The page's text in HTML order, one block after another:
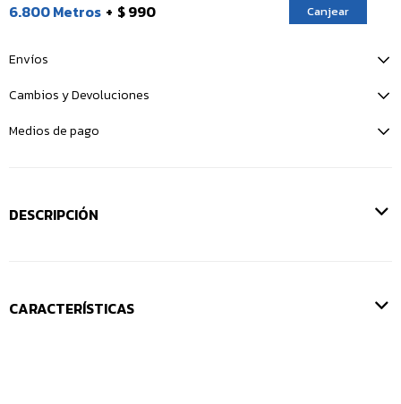
6.800 Metros $ 990 Canjear
Envíos
Cambios y Devoluciones
Medios de pago
DESCRIPCIÓN
CARACTERÍSTICAS